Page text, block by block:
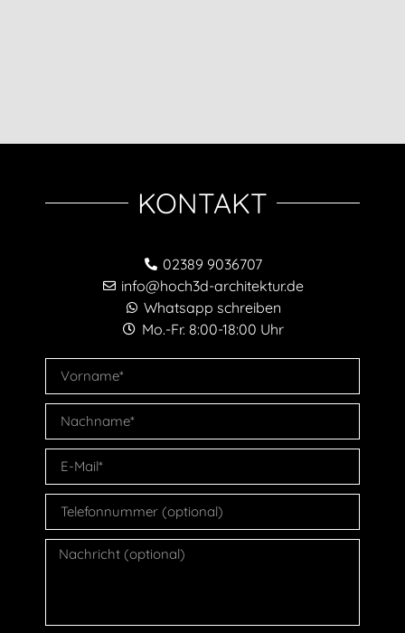
KONTAKT
02389 9036707
info@hoch3d-architektur.de
Whatsapp schreiben
Mo.-Fr. 8:00-18:00 Uhr